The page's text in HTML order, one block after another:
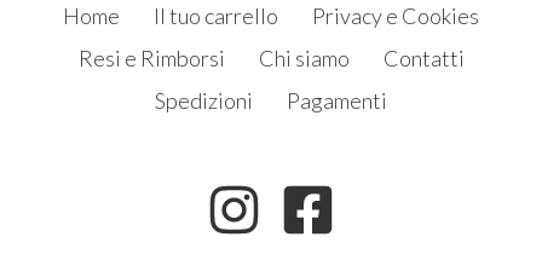
Home Il tuo carrello
Privacy e Cookies
Resi e Rimborsi
Chi siamo
Contatti
Spedizioni
Pagamenti